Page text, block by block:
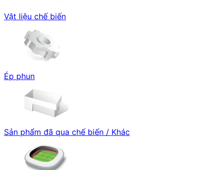
Vật liệu chế biến
Ép phun
Sản phẩm đã qua chế biến / Khác